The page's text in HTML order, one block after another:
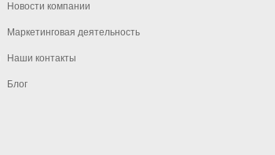
Новости компании
Маркетинговая деятельность
Наши контакты
Блог